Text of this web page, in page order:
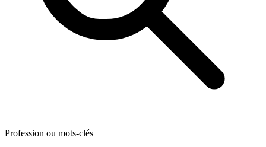
Profession ou mots-clés